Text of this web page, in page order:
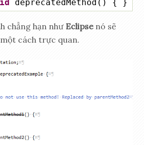
deprecatedMethod() { }
chẳng hạn như Eclipse nó sẽ
cách trực quan.